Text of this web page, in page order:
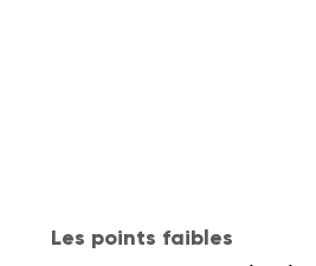
Les points faibles